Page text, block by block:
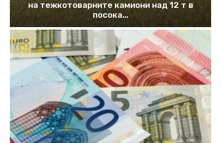
на тежкотоварните камиони над 12 т в
посока...